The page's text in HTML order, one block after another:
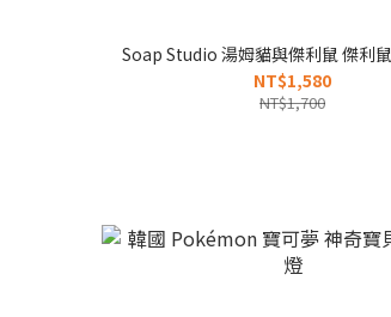
Soap Studio 湯姆貓與傑利鼠 傑利
NT$1,580
NT$1,700